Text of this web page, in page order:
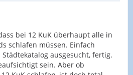
bei 12 KuK überhaupt alle in
schlafen müssen. Einfach
ausgesucht, fertig.
sein. Aber ob